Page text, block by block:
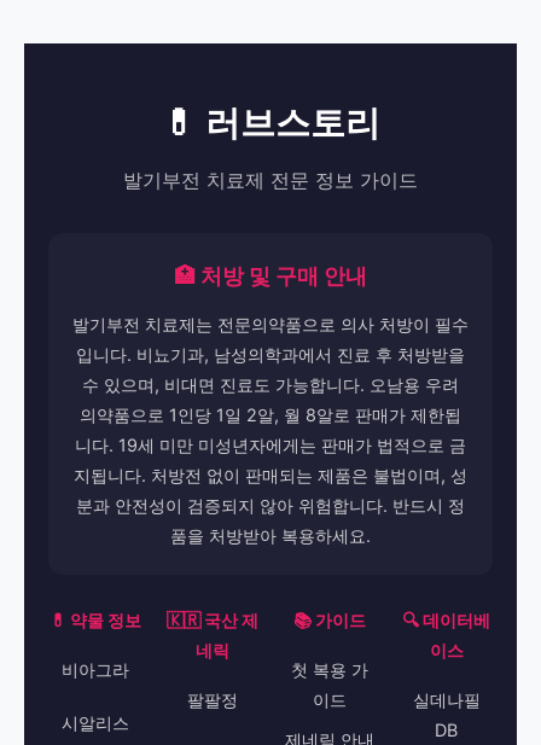
발기부전 치료제는 전문의약품으로 의사 처방이 필수
입니다. 비뇨기과, 남성의학과에서 진료 후 처방받을
수 있으며, 비대면 진료도 가능합니다. 오남용 우려
의약품으로 1인당 1일 2알, 월 8알로 판매가 제한됩
니다. 19세 미만 미성년자에게는 판매가 법적으로 금
지됩니다. 처방전 없이 판매되는 제품은 불법이며, 성
분과 안전성이 검증되지 않아 위험합니다. 반드시 정
🇰🇷 국산 제
첫 복용 가
이드
🔍 데이터베
실데나필